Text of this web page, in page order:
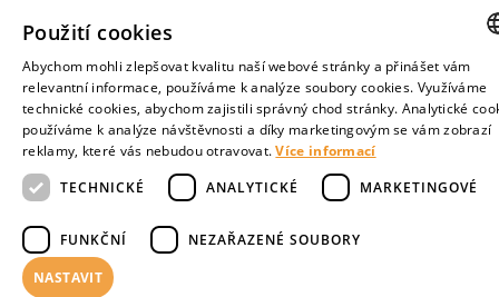
Použití cookies
Abychom mohli zlepšovat kvalitu naší webové stránky a přinášet vám
relevantní informace, používáme k analýze soubory cookies. Využíváme
technické cookies, abychom zajistili správný chod stránky. Analytické
používáme k analýze návštěvnosti a díky marketingovým se vám zobrazí
reklamy, které vás nebudou otravovat.Více informací
TECHNICKÉ
ANALYTICKÉ MARKETINGOVÉ
FUNKČNÍ NEZAŘAZENÉ SOUBORY
NASTAVIT